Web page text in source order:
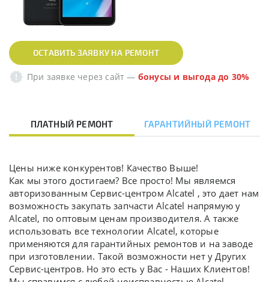
ОСТАВИТЬ ЗАЯВКУ НА РЕМОНТ
При заявке через сайт — бонусы и выгода до 30%
ПЛАТНЫЙ РЕМОНТ ГАРАНТИЙНЫЙ РЕМОНТ
Цены ниже конкурентов! Качество Выше!
Как мы этого достигаем? Все просто! Мы являемся
авторизованным Сервис-центром Alcatel , это дает нам
возможность закупать запчасти Alcatel напрямую у
Alcatel, по оптовым ценам производителя. А также
использовать все технологии Alcatel, которые
применяются для гарантийных ремонтов и на заводе
при изготовлении. Такой возможности нет у Других
Сервис-центров. Но это есть у Вас - Наших Клиентов!